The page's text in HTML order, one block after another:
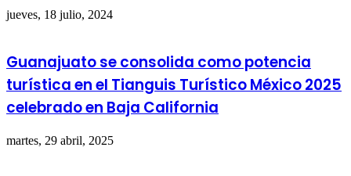
jueves, 18 julio, 2024
Guanajuato se consolida como potencia
turística en el Tianguis Turístico México 2025
celebrado en Baja California
martes, 29 abril, 2025